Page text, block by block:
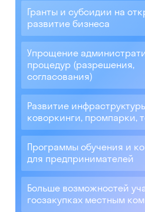
Гранты и субсидии на
развитие бизнеса
Упрощение
процедур (разрешения,
согласования)
Развитие
коворкинги, промпарки,
Программы обучения и
для предпринимателей
Больше возможностей
госзакупках местным